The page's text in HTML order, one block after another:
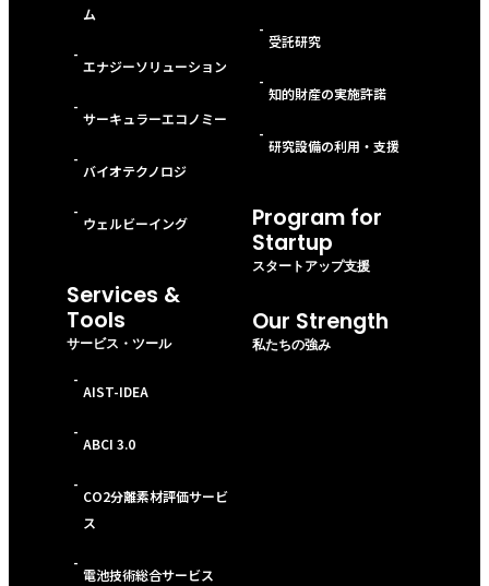
ム
-
エナジーソリューション
-
サーキュラーエコノミー
-
バイオテクノロジ
-
ウェルビーイング
Services &
Tools
サービス・ツール
-
AIST-IDEA
-
ABCI 3.0
-
CO2分離素材評価サービ
ス
-
電池技術総合サービス
-
受託研究
-
知的財産の実施許諾
-
研究設備の利用・支援
Program for
Startup
スタートアップ支援
Our Strength
私たちの強み